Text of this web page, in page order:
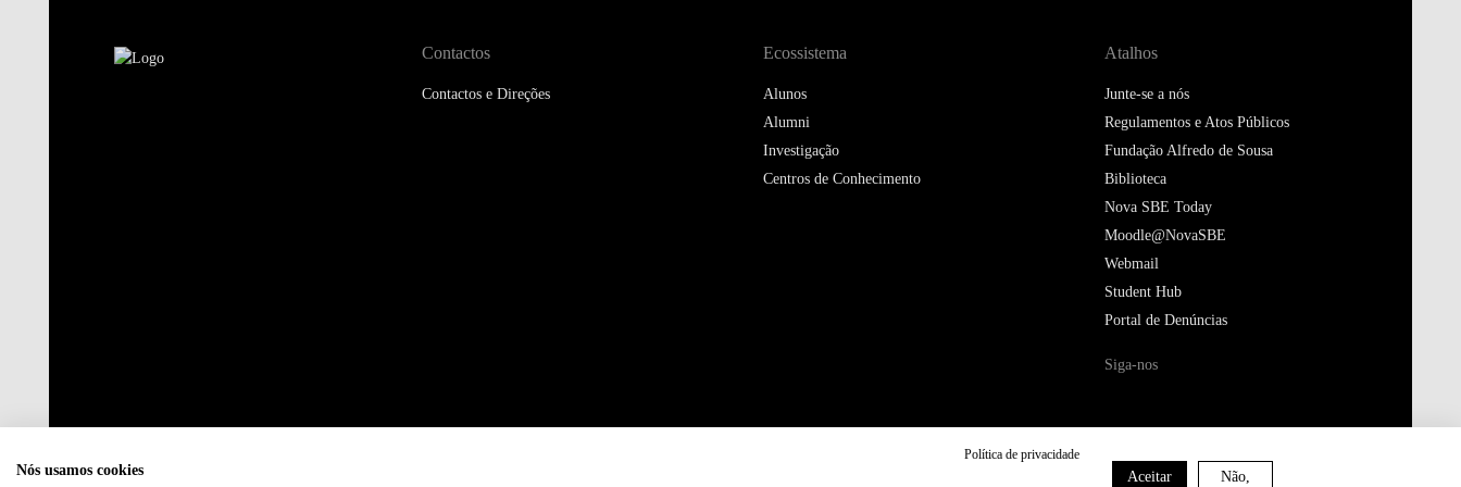
Contactos
Contactos e Direções
Ecossistema
Alunos
Alumni
Investigação
Centros de Conhecimento
Atalhos
Junte-se a nós
Regulamentos e Atos Públicos
Fundação Alfredo de Sousa
Biblioteca
Nova SBE Today
Moodle@NovaSBE
Webmail
Student Hub
Portal de Denúncias
Siga-nos
Política de privacidade
Nós usamos cookies Aceitar Não,